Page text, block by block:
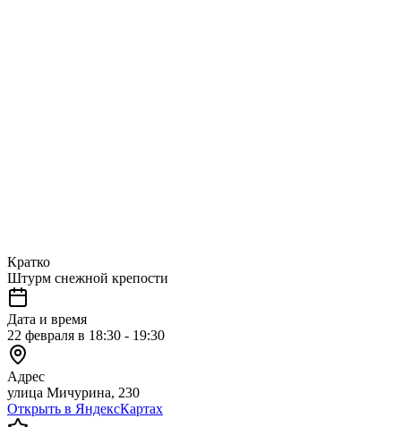
Кратко
Штурм снежной крепости
Дата и время
22 февраля в 18:30 - 19:30
Адрес
улица Мичурина, 230
Открыть в ЯндексКартах